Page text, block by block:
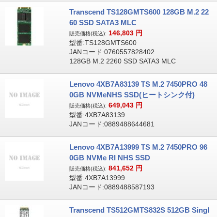
Transcend TS128GMTS600 128GB M.2 22
60 SSD SATA3 MLC
販売価格(税込): 146,803 円
型番:TS128GMTS600
JANコード:0760557828402
128GB M.2 2260 SSD SATA3 MLC
Lenovo 4XB7A83139 TS M.2 7450PRO 48
0GB NVMeNHS SSD(ヒートシンク付)
販売価格(税込): 649,043 円
型番:4XB7A83139
JANコード:0889488644681
Lenovo 4XB7A13999 TS M.2 7450PRO 96
0GB NVMe RI NHS SSD
販売価格(税込): 841,652 円
型番:4XB7A13999
JANコード:0889488587193
Transcend TS512GMTS832S 512GB Singl